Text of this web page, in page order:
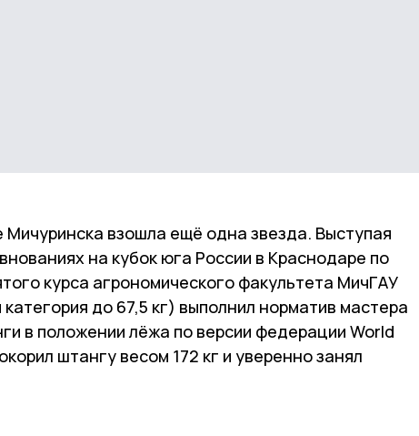
взошла ещё одна звезда. Выступая
на кубок юга России в Краснодаре по
курса агрономического факультета МичГАУ
до 67,5 кг) выполнил норматив мастера
в положении лёжа по версии федерации World
штангу весом 172 кг и уверенно занял